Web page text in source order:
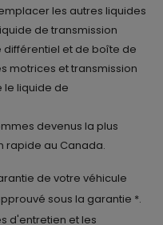
les autres liquides
de transmission
et de boîte de
motrices et transmission
le liquide de
devenus la plus
rapide au Canada.
de votre véhicule
sous la garantie *.
d'entretien et les